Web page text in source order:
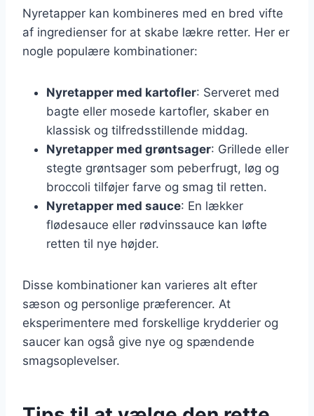
Nyretapper kan kombineres med en bred vifte
af ingredienser for at skabe lækre retter. Her er
nogle populære kombinationer:
Nyretapper med kartofler: Serveret med
bagte eller mosede kartofler, skaber en
klassisk og tilfredsstillende middag.
Nyretapper med grøntsager: Grillede eller
stegte grøntsager som peberfrugt, løg og
broccoli tilføjer farve og smag til retten.
Nyretapper med sauce: En lækker
flødesauce eller rødvinssauce kan løfte
retten til nye højder.
Disse kombinationer kan varieres alt efter
sæson og personlige præferencer. At
eksperimentere med forskellige krydderier og
saucer kan også give nye og spændende
smagsoplevelser.